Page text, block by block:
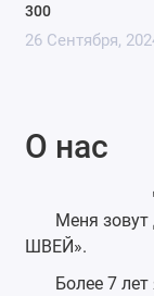
300
26 Сентября,
О нас
Меня
ШВЕЙ».
Более 7